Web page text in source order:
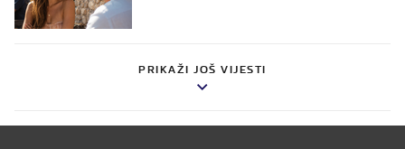
PRIKAŽI JOŠ VIJESTI